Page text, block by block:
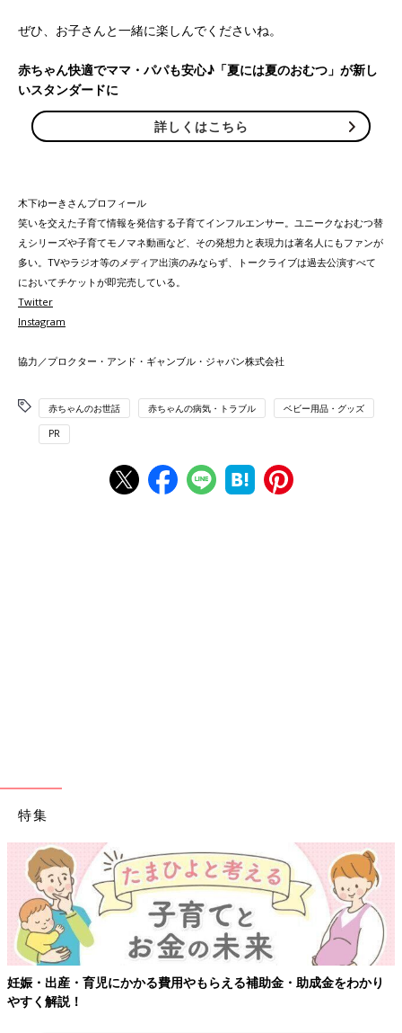
ぜひ、お子さんと一緒に楽しんでくださいね。
赤ちゃん快適でママ・パパも安心♪「夏には夏のおむつ」が新し
いスタンダードに
詳しくはこちら
木下ゆーきさんプロフィール
笑いを交えた子育て情報を発信する子育てインフルエンサー。ユニークなおむつ替
えシリーズや子育てモノマネ動画など、その発想力と表現力は著名人にもファンが
多い。TVやラジオ等のメディア出演のみならず、トークライブは過去公演すべて
においてチケットが即完売している。
Twitter
Instagram
協力／プロクター・アンド・ギャンブル・ジャパン株式会社
赤ちゃんのお世話 赤ちゃんの病気・トラブル ベビー用品・グッズ
PR
特集
妊娠・出産・育児にかかる費用やもらえる補助金・助成金をわかり
やすく解説！